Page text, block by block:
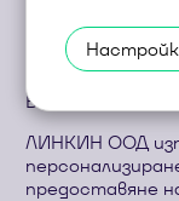
направят
ефективно
интернет
Ви.
ЛИНКИН ООД
предоставяне